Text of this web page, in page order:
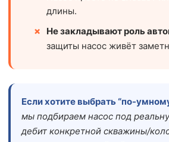
длины.
Не закладывают роль
защиты насос живёт
Если хотите выбрать “по-
мы подбираем насос под
дебит конкретной скважины/